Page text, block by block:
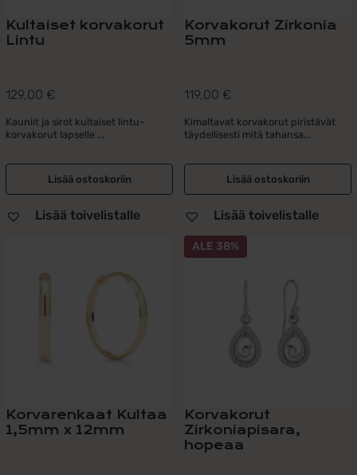
Kultaiset korvakorut
Lintu
129,00 €
Kauniit ja sirot kultaiset lintu-
korvakorut lapselle ...
Lisää ostoskoriin
Lisää toivelistalle
Korvakorut Zirkonia
5mm
119,00 €
Kimaltavat korvakorut piristävät
täydellisesti mitä tahansa...
Lisää ostoskoriin
Lisää toivelistalle
Korvarenkaat Kultaa
1,5mm x 12mm
ALE 38%
Korvakorut
Zirkoniapisara,
hopeaa